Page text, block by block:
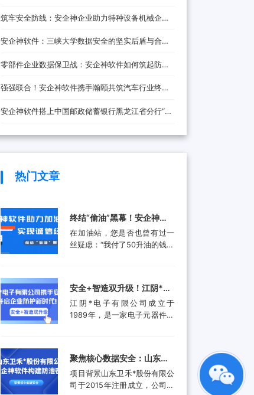
安全制造新防线
筑牢安全防线：安企神企业助力特种设备机械企业
数据防泄密解决方案
安企神软件：三峡大学数据安全的坚实后盾与合作
伙伴
零部件企业数据保卫战：安企神软件如何筑起防泄
密铜墙铁壁
强强联合！安企神软件携手瀚颐共筑汽车行业终端
安全防线
安企神软件搭上中国邮政储蓄银行黑龙江省分行“快
车”，将带来哪些改变？
热门文章
终结“偷油”黑幕！安企神软
件助力加油站实现诚信经
营，挽回消费者信任
在加油站，您是否也曾有过一
丝疑虑：“我付了50升油的钱，
件等高科技手段偷油偷税的行
为屡被曝光，不仅让消费者蒙
受经济损失，更严重侵蚀了行
工作人员就选择引入了安企...
安全+智造双升级！江阴*电
子有限公司携手安企神开启
企业防护新时代！
江阴*电子有限公司成立于
1989年，是一家电子元器件集
品。还进入了汽车电子行业、
航空航天行业、工业控制行
业、医疗器械行业和消费电子
聚焦核心数据安全：山东卫
禾*股份有限公司携手安企神
软件构建防泄密屏障！
项目背景山东卫禾*股份有限公
司于2015年注册成立，公司拥